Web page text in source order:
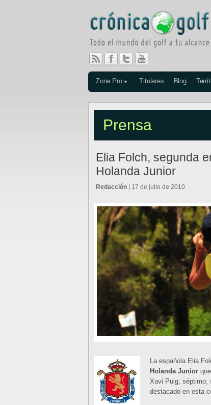
Zona Pro Titulares Blog
Prensa
Elia Folch, segunda
Holanda Junior
Redacción | 17 de julio de 2010
La española Elia
Holanda Junior
Xavi Puig, séptimo,
destacado en esta